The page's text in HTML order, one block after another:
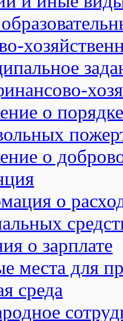
о
о
о
о зарплате
места для
среда